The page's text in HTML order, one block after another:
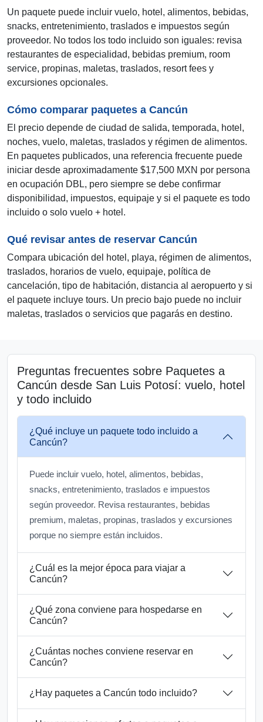
Un paquete puede incluir vuelo, hotel, alimentos, bebidas,
snacks, entretenimiento, traslados e impuestos según
proveedor. No todos los todo incluido son iguales: revisa
restaurantes de especialidad, bebidas premium, room
service, propinas, maletas, traslados, resort fees y
excursiones opcionales.
Cómo comparar paquetes a Cancún
El precio depende de ciudad de salida, temporada, hotel,
noches, vuelo, maletas, traslados y régimen de alimentos.
En paquetes publicados, una referencia frecuente puede
iniciar desde aproximadamente $17,500 MXN por persona
en ocupación DBL, pero siempre se debe confirmar
disponibilidad, impuestos, equipaje y si el paquete es todo
incluido o solo vuelo + hotel.
Qué revisar antes de reservar Cancún
Compara ubicación del hotel, playa, régimen de alimentos,
traslados, horarios de vuelo, equipaje, política de
cancelación, tipo de habitación, distancia al aeropuerto y si
el paquete incluye tours. Un precio bajo puede no incluir
maletas, traslados o servicios que pagarás en destino.
Preguntas frecuentes sobre Paquetes a
Cancún desde San Luis Potosí: vuelo, hotel
y todo incluido
¿Qué incluye un paquete todo incluido a
Cancún?
Puede incluir vuelo, hotel, alimentos, bebidas,
snacks, entretenimiento, traslados e impuestos
según proveedor. Revisa restaurantes, bebidas
premium, maletas, propinas, traslados y excursiones
porque no siempre están incluidos.
¿Cuál es la mejor época para viajar a
Cancún?
¿Qué zona conviene para hospedarse en
Cancún?
¿Cuántas noches conviene reservar en
Cancún?
¿Hay paquetes a Cancún todo incluido?